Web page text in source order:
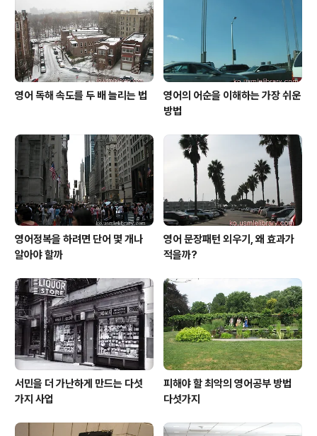
대였습니다. 처음 미국에 오면 남들도 그렇다고 하던데 무
엇을 보든지 환율을 계산해서 물건 값을 한국과 비교해보
게 됩니다. 갤런당 달러를 리터당 원화..
영어 독해 속도를 두 배 늘리는 법
영어의 어순을 이해하는 가장 쉬운
방법
영어정복을 하려면 단어 몇 개나
알아야 할까
영어 문장패턴 외우기, 왜 효과가
적을까?
서민을 더 가난하게 만드는 다섯
가지 사업
피해야 할 최악의 영어공부 방법
다섯가지